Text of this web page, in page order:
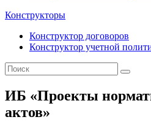
Конструкторы
Конструктор договоров
Конструктор учетной
ИБ «Проекты
актов»